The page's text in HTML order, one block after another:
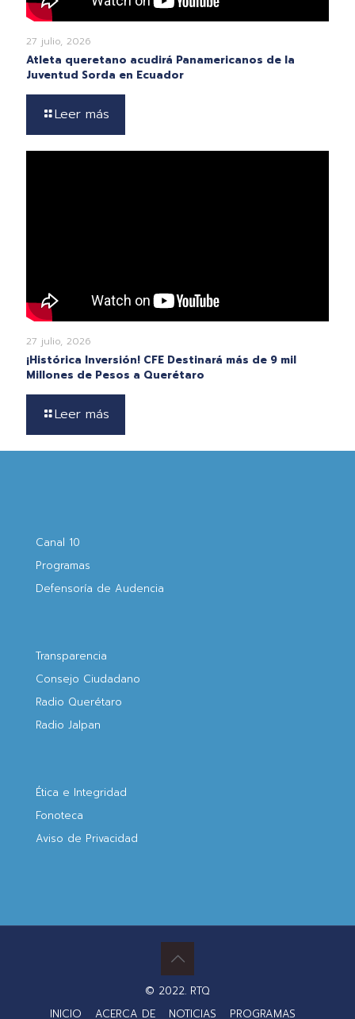
27 julio, 2026
Atleta queretano acudirá Panamericanos de la
Juventud Sorda en Ecuador
Leer más
27 julio, 2026
¡Histórica Inversión! CFE Destinará más de 9 mil
Millones de Pesos a Querétaro
Leer más
Canal 10
Programas
Defensoría de Audencia
Transparencia
Consejo Ciudadano
Radio Querétaro
Radio Jalpan
Ética e Integridad
Fonoteca
Aviso de Privacidad
© 2022. RTQ
INICIO
ACERCA DE NOTICIAS PROGRAMAS